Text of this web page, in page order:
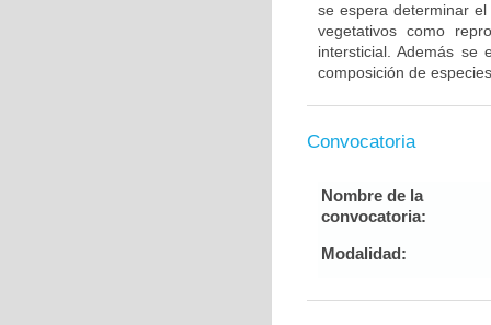
se espera determinar
vegetativos como
intersticial. Además se
composición de
Convocatoria
Nombre de la
convocatoria:
Modalidad: